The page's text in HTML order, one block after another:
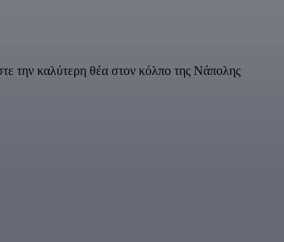
την καλύτερη θέα στον κόλπο της Νάπολης